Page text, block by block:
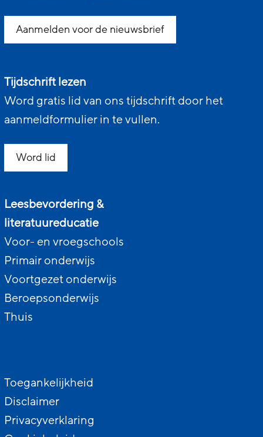
Aanmelden voor de nieuwsbrief
Tijdschrift lezen
Word gratis lid van ons tijdschrift door het
aanmeldformulier in te vullen.
Word lid
Leesbevordering &
literatuureducatie
Voor- en vroegschools
Primair onderwijs
Voortgezet onderwijs
Beroepsonderwijs
Thuis
Toegankelijkheid
Disclaimer
Privacyverklaring